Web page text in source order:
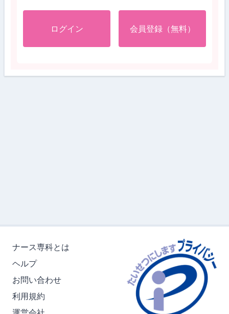
ログイン 会員登録（無料）
ナース専科とは
ヘルプ
お問い合わせ
利用規約